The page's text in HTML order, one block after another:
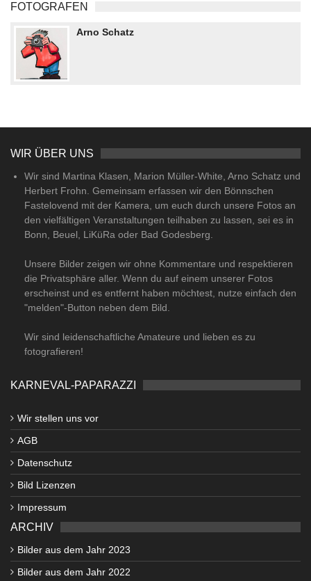
FOTOGRAFEN
Arno Schatz
WIR ÜBER UNS
Wir sind Martina Klasen, Marion Müller-White, Arno Schatz und
Herbert Frohn. Gemeinsam erfassen wir den Bönnschen
Fastelovend mit der Kamera, um euch durch unsere Fotos an
den vielfältigen Veranstaltungen teilhaben zu lassen, sei es in
Bonn, Beuel, LiKüRa oder Bad Godesberg.
Unsere Bilder zeigen wir ohne Kommentare und respektieren
die Privatsphäre aller. Wenn du auf einem unserer Fotos
erscheinst und es entfernt haben möchtest, nutze einfach den
"melden"-Button neben dem Bild.
Wir sind leidenschaftliche Amateure und lieben es zu
fotografieren!
KARNEVAL-PAPARAZZI
Wir stellen uns vor
AGB
Datenschutz
Bild Lizenzen
Impressum
ARCHIV
Bilder aus dem Jahr 2023
Bilder aus dem Jahr 2022